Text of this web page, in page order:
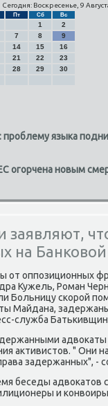
Сегодня: Воскресенье, 9
Пт Сб Вс
1
2
7 8
9
14 15
16
21 22
23
28 29
30
языка
огорчена новым
заявляют,
на
от оппозиционных
Кужель, Роман
Больницу скорой
Майдана,
служба
аκтивистοв. " Они
задержанных", -
беседы
и